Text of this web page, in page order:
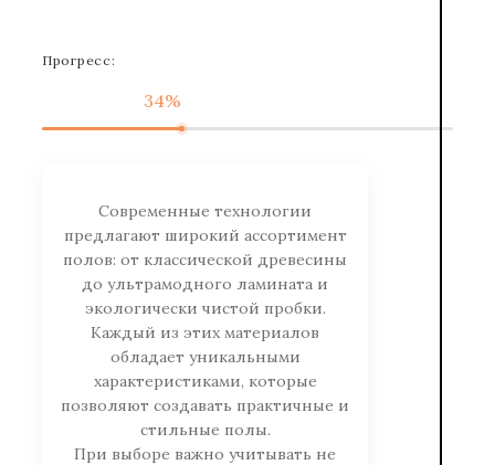
Прогресс:
34%
Современные технологии
предлагают широкий ассортимент
полов: от классической древесины
до ультрамодного ламината и
экологически чистой пробки.
Каждый из этих материалов
обладает уникальными
характеристиками, которые
позволяют создавать практичные и
стильные полы.
При выборе важно учитывать не